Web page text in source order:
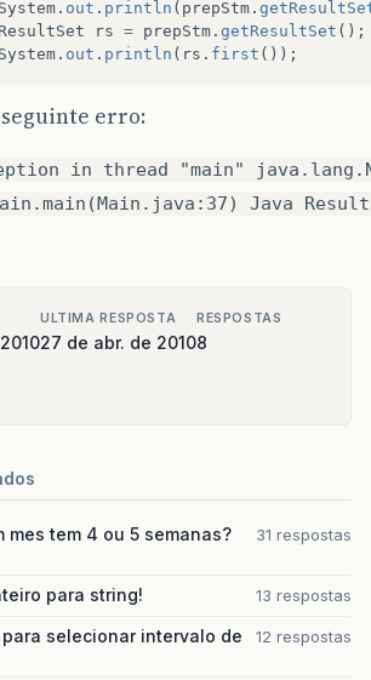
System . out . println ( prepStm .
ResultSet
rs = prepStm . getResultSet ();
System . out . println ( rs . first ());
erro:
in thread "main"
Java
ULTIMA RESPOSTA
27 de abr. de 2010
RESPOSTAS
8
mes tem 4 ou 5 semanas?
31 respostas
para string! 13 respostas
para selecionar intervalo de
12 respostas